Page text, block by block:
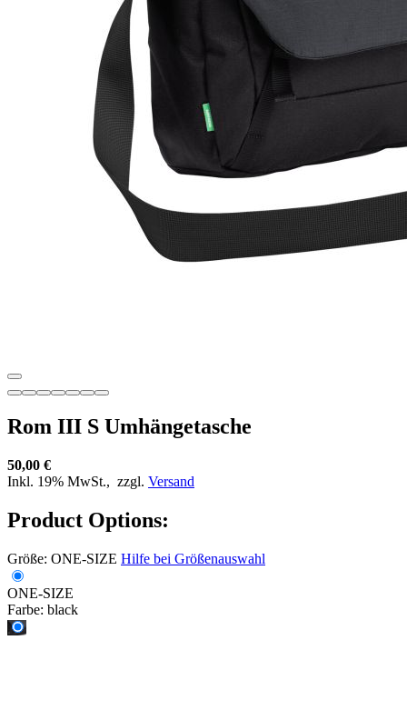
Rom III S Umhängetasche
50,00 €
Inkl. 19% MwSt., zzgl. Versand
Product Options:
Größe: ONE-SIZE Hilfe bei Größenauswahl
ONE-SIZE
Farbe: black